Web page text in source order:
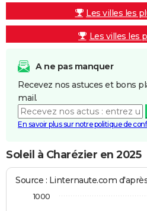
Les villes les
Les villes les
A ne pas manquer
Recevez nos astuces et bons
mail.
En savoir plus sur notre politique de
Soleil à Charézier en 2025
Source : Linternaute.com
1000